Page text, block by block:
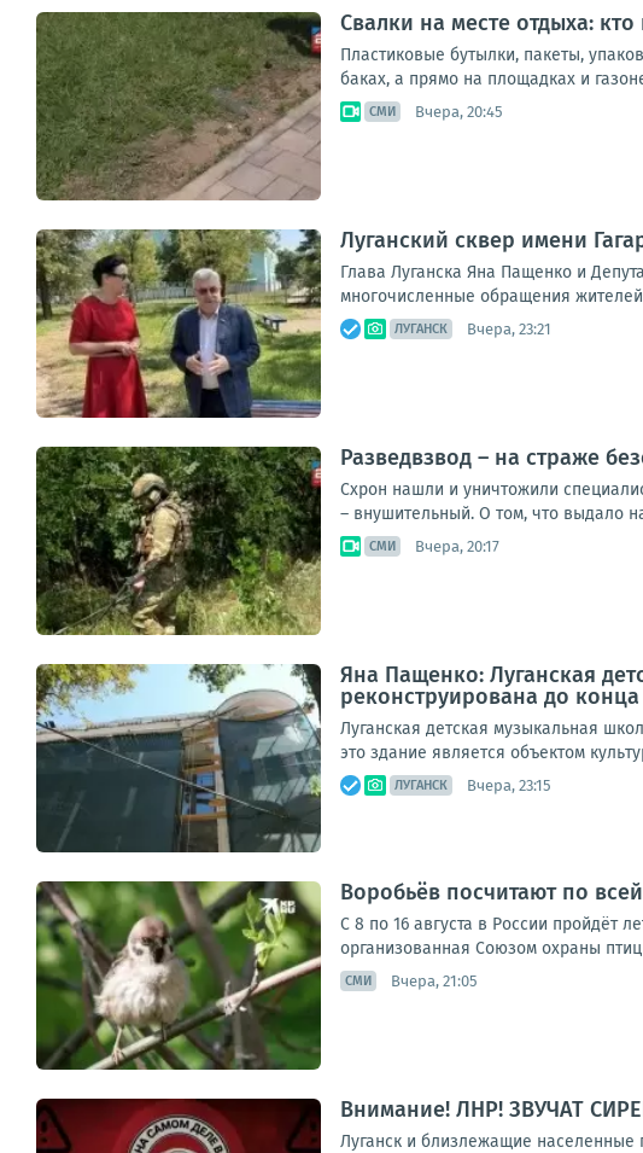
Свалки на месте отдыха:
Пластиковые бутылки, пакеты,
баках, а прямо на площадках и
СМИ Вчера, 20:45
Луганский сквер имени
Глава Луганска Яна Пащенко и
многочисленные обращения
ЛУГАНСК Вчера, 23:21
Разведвзвод – на страже
Схрон нашли и уничтожили
– внушительный. О том, что выдало
СМИ Вчера, 20:17
Яна Пащенко: Луганская
реконструирована до
Луганская детская музыкальная
это здание является объектом
ЛУГАНСК Вчера, 23:15
Воробьёв посчитают по
С 8 по 16 августа в России пройдёт
организованная Союзом охраны
СМИ Вчера, 21:05
Внимание! ЛНР! ЗВУЧАТ
Луганск и близлежащие населенные